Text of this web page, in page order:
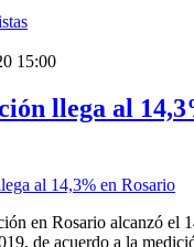
15:00
llega al
en Rosario alcanzó el
de acuerdo a la